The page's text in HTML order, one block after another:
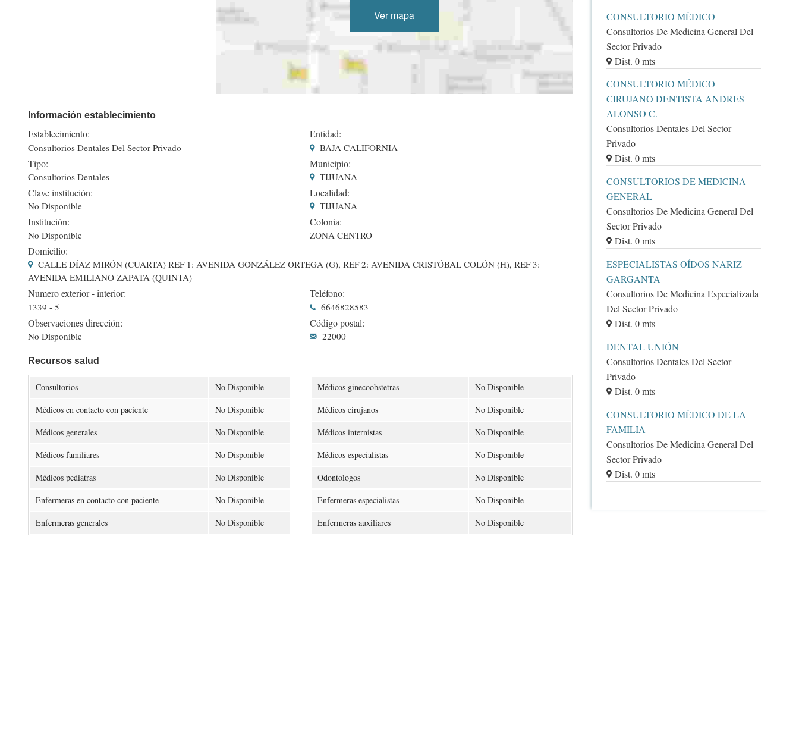
Ver mapa
Información establecimiento
Establecimiento:
Consultorios Dentales Del Sector Privado
Tipo:
Consultorios Dentales
Clave institución:
No Disponible
Institución:
No Disponible
Entidad:
BAJA CALIFORNIA
Municipio:
TIJUANA
Localidad:
TIJUANA
Colonia:
ZONA CENTRO
Domicilio:
CALLE DÍAZ MIRÓN (CUARTA) REF 1: AVENIDA GONZÁLEZ ORTEGA (G), REF 2: AVENIDA CRISTÓBAL COLÓN (H), REF 3:
AVENIDA EMILIANO ZAPATA (QUINTA)
Numero exterior - interior:
1339 - 5
Observaciones dirección:
No Disponible
Teléfono:
6646828583
Código postal:
22000
Recursos salud
Consultorios
No Disponible
Médicos en contacto con paciente
No Disponible
Médicos generales
No Disponible
Médicos familiares
No Disponible
Médicos pediatras
No Disponible
Enfermeras en contacto con paciente
No Disponible
Enfermeras generales
No Disponible
Médicos ginecoobstetras
No Disponible
Médicos cirujanos
No Disponible
Médicos internistas
No Disponible
Médicos especialistas
No Disponible
Odontologos
No Disponible
Enfermeras especialistas
No Disponible
Enfermeras auxiliares
No Disponible
CONSULTORIO MÉDICO
Consultorios De Medicina General Del
Sector Privado
Dist. 0 mts
CONSULTORIO MÉDICO
CIRUJANO DENTISTA ANDRES
ALONSO C.
Consultorios Dentales Del Sector
Privado
Dist. 0 mts
CONSULTORIOS DE MEDICINA
GENERAL
Consultorios De Medicina General Del
Sector Privado
Dist. 0 mts
ESPECIALISTAS OÍDOS NARIZ
GARGANTA
Consultorios De Medicina Especializada
Del Sector Privado
Dist. 0 mts
DENTAL UNIÓN
Consultorios Dentales Del Sector
Privado
Dist. 0 mts
CONSULTORIO MÉDICO DE LA
FAMILIA
Consultorios De Medicina General Del
Sector Privado
Dist. 0 mts